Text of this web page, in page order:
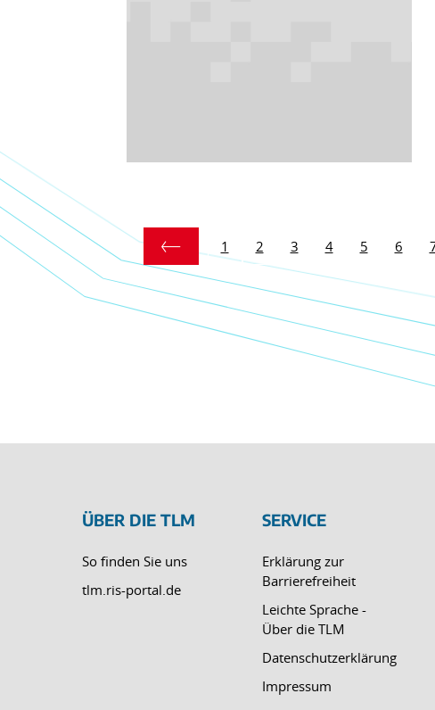
1 2 3 4 5 6
ÜBER DIE TLM
So finden Sie uns
tlm.ris-portal.de
SERVICE
Erklärung zur
Barrierefreiheit
Leichte Sprache -
Über die TLM
Datenschutzerklärung
Impressum